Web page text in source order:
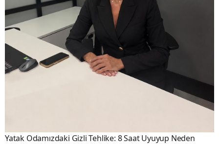
Yatak Odamızdaki Gizli Tehlike: 8 Saat Uyuyup Neden